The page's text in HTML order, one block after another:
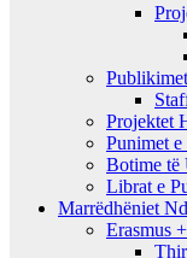
Projektet
Punimet
Botime të
Librat e
Marrëdhëniet
Erasmus +